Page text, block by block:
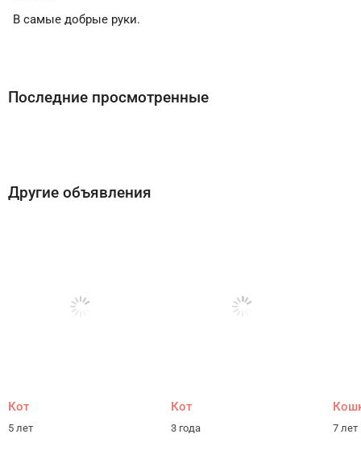
В самые добрые руки.
Последние просмотренные
Другие объявления
Кот
5 лет
Кот
3 года 7 лет